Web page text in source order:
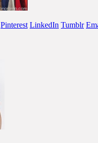
Pinterest LinkedIn Tumblr